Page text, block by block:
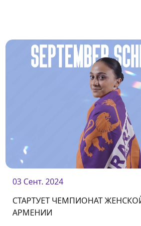
03 Сент. 2024
СТАРТУЕТ ЧЕМПИОНАТ
АРМЕНИИ